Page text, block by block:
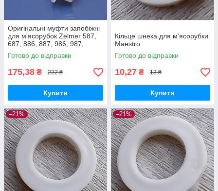
Оригінальні муфти запобіжні
для м'ясорубок Zelmer 587,
687, 886, 887, 986, 987,
MM1200, MM1000, MM2000
Готово до відправки
175,38 ₴ 222 ₴
Купити
Кільце шнека для м'ясорубки
Maestro
Готово до відправки
10,27 ₴ 13 ₴
Купити
–21% –21%